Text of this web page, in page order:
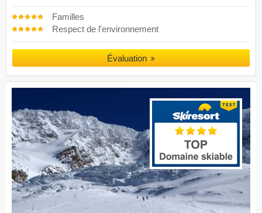
Familles
Respect de l'environnement
Évaluation